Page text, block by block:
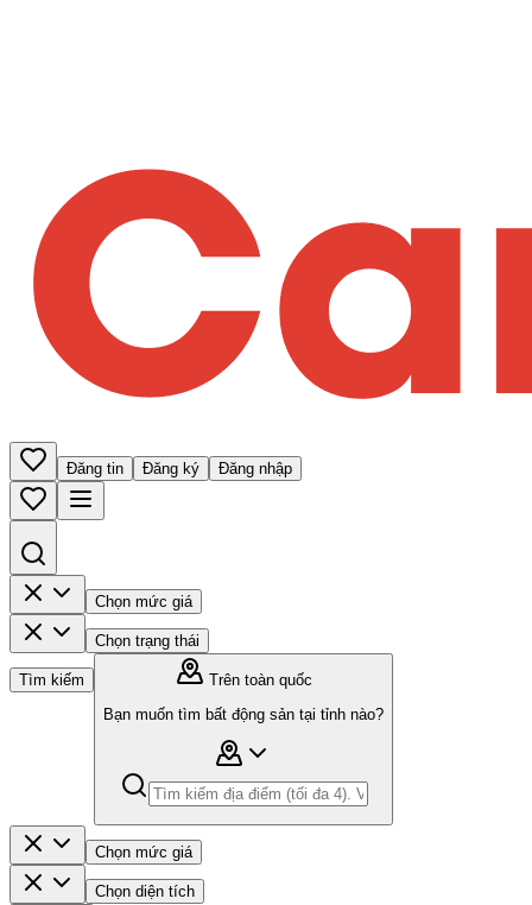
Đăng tin Đăng ký Đăng nhập
Chọn mức giá
Chọn trạng thái
Tìm kiếm
Trên toàn quốc
Bạn muốn tìm bất động sản tại tỉnh nào?
Chọn mức giá
Chọn diện tích